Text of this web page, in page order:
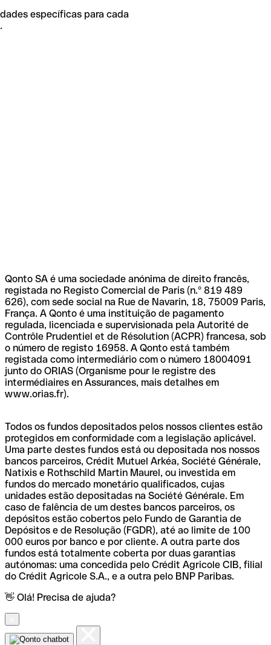
específicas para cada
Qonto SA é uma sociedade anónima de direito francês,
registada no Registo Comercial de Paris (n.º 819 489
626), com sede social na Rue de Navarin, 18, 75009 Paris,
França. A Qonto é uma instituição de pagamento
regulada, licenciada e supervisionada pela Autorité de
Contrôle Prudentiel et de Résolution (ACPR) francesa, sob
o número de registo 16958. A Qonto está também
registada como intermediário com o número 18004091
junto do ORIAS (Organisme pour le registre des
intermédiaires en Assurances, mais detalhes em
www.orias.fr).
Todos os fundos depositados pelos nossos clientes estão
protegidos em conformidade com a legislação aplicável.
Uma parte destes fundos está ou depositada nos nossos
bancos parceiros, Crédit Mutuel Arkéa, Société Générale,
Natixis e Rothschild Martin Maurel, ou investida em
fundos do mercado monetário qualificados, cujas
unidades estão depositadas na Société Générale. Em
caso de falência de um destes bancos parceiros, os
depósitos estão cobertos pelo Fundo de Garantia de
Depósitos e de Resolução (FGDR), até ao limite de 100
000 euros por banco e por cliente. A outra parte dos
fundos está totalmente coberta por duas garantias
autónomas: uma concedida pelo Crédit Agricole CIB, filial
do Crédit Agricole S.A., e a outra pelo BNP Paribas.
👋 Olá! Precisa de ajuda?